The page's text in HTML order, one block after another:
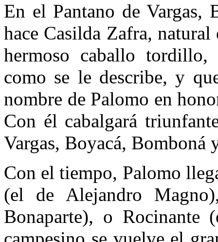
En el Pantano de Vargas,
hace Casilda Zafra,
hermoso caballo tordillo,
como se le describe, y
nombre de Palomo en
Con él cabalgará
Vargas, Boyacá, Bomboná
Con el tiempo, Palomo
(el de Alejandro
Bonaparte), o